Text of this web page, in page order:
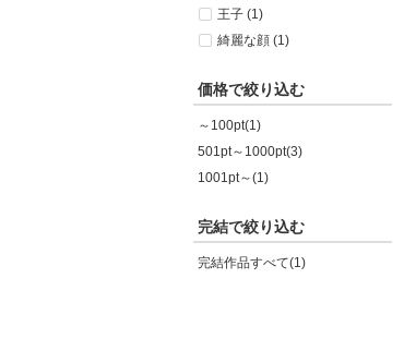
王子 (1)
綺麗な顔 (1)
価格で絞り込む
～100pt(1)
501pt～1000pt(3)
1001pt～(1)
完結で絞り込む
完結作品すべて(1)